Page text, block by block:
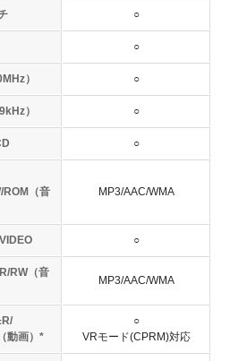
○
○
） ○
） ○
○
ROM（音
MP3/AAC/WMA
○
RW（音
MP3/AAC/WMA
動画）*
○
VRモード(CPRM)対応